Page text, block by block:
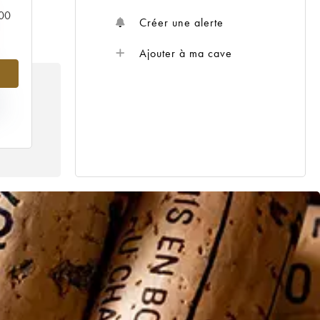
Créer une alerte
Ajouter à ma cave